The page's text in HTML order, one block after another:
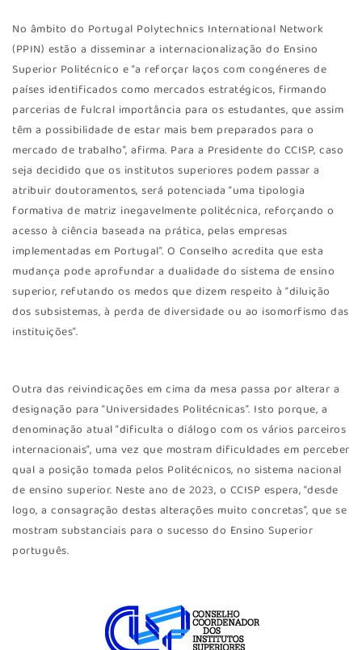
No âmbito do Portugal Polytechnics International Network
(PPIN) estão a disseminar a internacionalização do Ensino
Superior Politécnico e “a reforçar laços com congéneres de
países identificados como mercados estratégicos, firmando
parcerias de fulcral importância para os estudantes, que assim
têm a possibilidade de estar mais bem preparados para o
mercado de trabalho”, afirma. Para a Presidente do CCISP, caso
seja decidido que os institutos superiores podem passar a
atribuir doutoramentos, será potenciada “uma tipologia
formativa de matriz inegavelmente politécnica, reforçando o
acesso à ciência baseada na prática, pelas empresas
implementadas em Portugal”. O Conselho acredita que esta
mudança pode aprofundar a dualidade do sistema de ensino
superior, refutando os medos que dizem respeito à “diluição
dos subsistemas, à perda de diversidade ou ao isomorfismo das
instituições”.
Outra das reivindicações em cima da mesa passa por alterar a
designação para “Universidades Politécnicas”. Isto porque, a
denominação atual “dificulta o diálogo com os vários parceiros
internacionais”, uma vez que mostram dificuldades em perceber
qual a posição tomada pelos Politécnicos, no sistema nacional
de ensino superior. Neste ano de 2023, o CCISP espera, “desde
logo, a consagração destas alterações muito concretas”, que se
mostram substanciais para o sucesso do Ensino Superior
português.